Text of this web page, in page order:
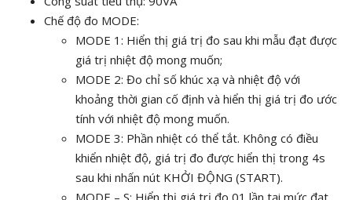
Chế độ đo MODE:
MODE 1: Hiển thị giá trị đo sau khi mẫu đạt được
giá trị nhiệt độ mong muốn;
MODE 2: Đo chỉ số khúc xạ và nhiệt độ với
khoảng thời gian cố định và hiển thị giá trị đo ước
tính với nhiệt độ mong muốn.
MODE 3: Phần nhiệt có thể tắt. Không có điều
khiển nhiệt độ, giá trị đo được hiển thị trong 4s
sau khi nhấn nút KHỞI ĐỘNG (START).
MODE – S: Hiển thị giá trị đo 01 lần tại mức đạt